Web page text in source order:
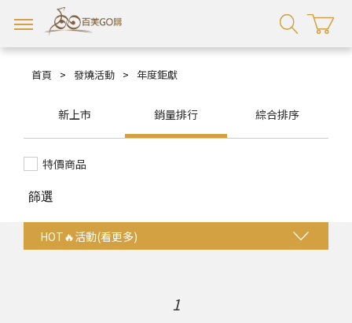
首頁 > 發燒活動 > 年度鉅獻
新上市 銷量排行 綜合排序
特價商品
篩選
HOT🔥活動(看更多)
1